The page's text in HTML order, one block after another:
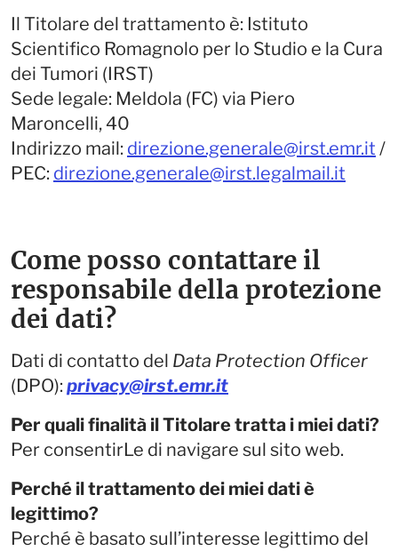
Il Titolare del trattamento è: Istituto
Scientifico Romagnolo per lo Studio e la Cura
dei Tumori (IRST)
Sede legale: Meldola (FC) via Piero
Maroncelli, 40
Indirizzo mail: direzione.generale@irst.emr.it /
PEC: direzione.generale@irst.legalmail.it
Come posso contattare il
responsabile della protezione
dei dati?
Dati di contatto del Data Protection Officer
(DPO): privacy@irst.emr.it
Per quali finalità il Titolare tratta i miei dati?
Per consentirLe di navigare sul sito web.
Perché il trattamento dei miei dati è
legittimo?
Perché è basato sull’interesse legittimo del